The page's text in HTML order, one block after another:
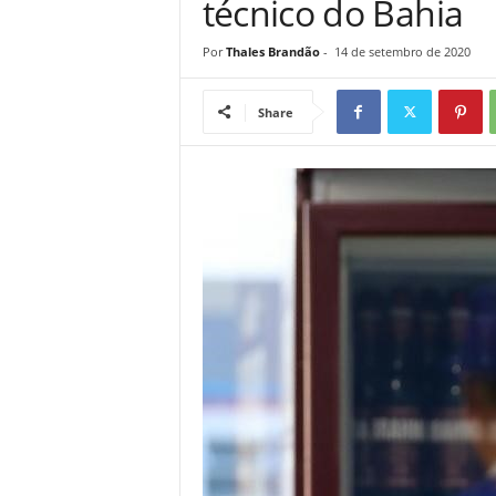
técnico do Bahia
Por Thales Brandão- 14 de setembro de 2020
Share